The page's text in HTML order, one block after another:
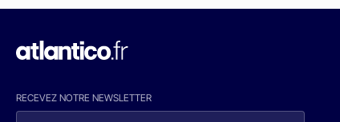
RECEVEZ NOTRE NEWSLETTER